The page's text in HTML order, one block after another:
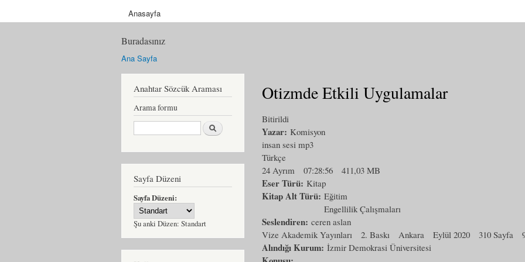
Anasayfa
Buradasınız
Ana Sayfa
Anahtar Sözcük Araması
Arama formu
Ara
Sayfa Düzeni
Sayfa Düzeni:
Şu anki Düzen: Standart
Otizmde Etkili Uygulamalar
Bitirildi
Yazar: Komisyon
insan sesi mp3
Türkçe
24 Ayrım
07:28:56 411,03 MB
Eser Türü: Kitap
Kitap Alt Türü: Eğitim
Engellilik Çalışmaları
Seslendiren: ceren aslan
Vize Akademik Yayınları
2. Baskı Ankara Eylül 2020 310 Sayfa
Alındığı Kurum: İzmir Demokrasi Üniversitesi